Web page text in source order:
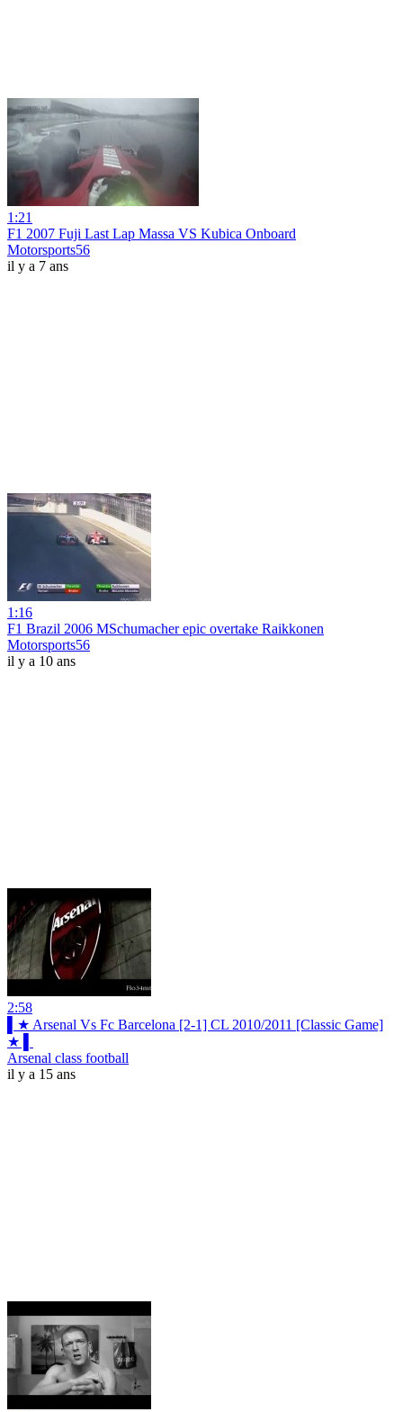
1:21
F1 2007 Fuji Last Lap Massa VS Kubica Onboard
Motorsports56
il y a 7 ans
1:16
F1 Brazil 2006 MSchumacher epic overtake Raikkonen
Motorsports56
il y a 10 ans
2:58
▌★ Arsenal Vs Fc Barcelona [2-1] CL 2010/2011 [Classic Game]
★ ▌
Arsenal class football
il y a 15 ans